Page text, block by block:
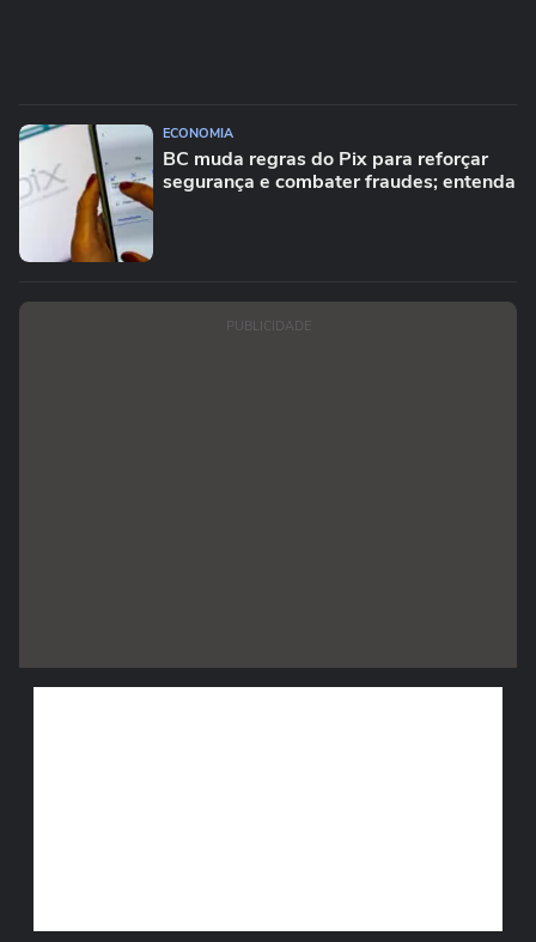
ECONOMIA
BC muda regras do Pix para reforçar
segurança e combater fraudes; entenda
PUBLICIDADE